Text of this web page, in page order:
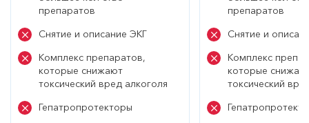
препаратов
Снятие и описание ЭКГ
Комплекс препаратов,
которые снижают
токсический вред алкоголя
Гепатропротекторы
препаратов
Снятие и
Комплекс
которые
токсический